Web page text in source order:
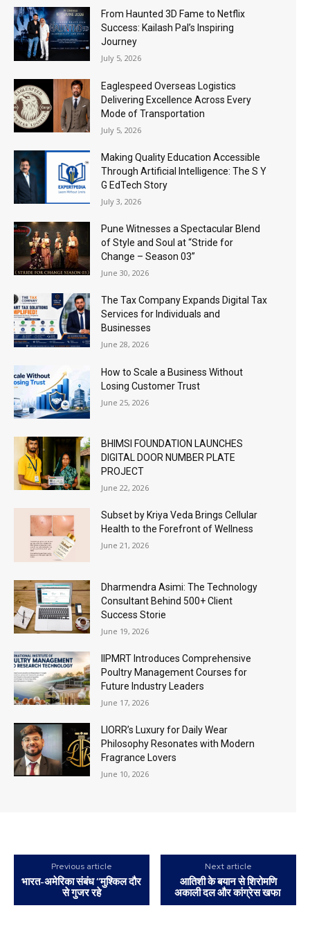
From Haunted 3D Fame to Netflix
Success: Kailash Pal’s Inspiring
Journey
July 5, 2026
Eaglespeed Overseas Logistics
Delivering Excellence Across Every
Mode of Transportation
July 5, 2026
Making Quality Education Accessible
Through Artificial Intelligence: The S Y
G EdTech Story
July 3, 2026
Pune Witnesses a Spectacular Blend
of Style and Soul at “Stride for
Change – Season 03”
June 30, 2026
The Tax Company Expands Digital Tax
Services for Individuals and
Businesses
June 28, 2026
How to Scale a Business Without
Losing Customer Trust
June 25, 2026
BHIMSI FOUNDATION LAUNCHES
DIGITAL DOOR NUMBER PLATE
PROJECT
June 22, 2026
Subset by Kriya Veda Brings Cellular
Health to the Forefront of Wellness
June 21, 2026
Dharmendra Asimi: The Technology
Consultant Behind 500+ Client
Success Storie
June 19, 2026
IIPMRT Introduces Comprehensive
Poultry Management Courses for
Future Industry Leaders
June 17, 2026
LIORR’s Luxury for Daily Wear
Philosophy Resonates with Modern
Fragrance Lovers
June 10, 2026
Previous article
भारत-अमेरिका संबंध ‘‘मुश्किल दौर
से गुजर रहे
Next article
आतिशी के बयान से शिरोमणि
अकाली दल और कांग्रेस खफा